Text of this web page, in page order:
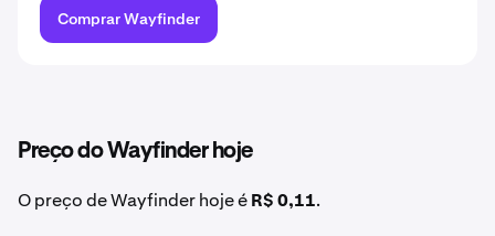
Comprar Wayfinder
Preço do Wayfinder hoje
O preço de Wayfinder hoje éR$ 0,11.